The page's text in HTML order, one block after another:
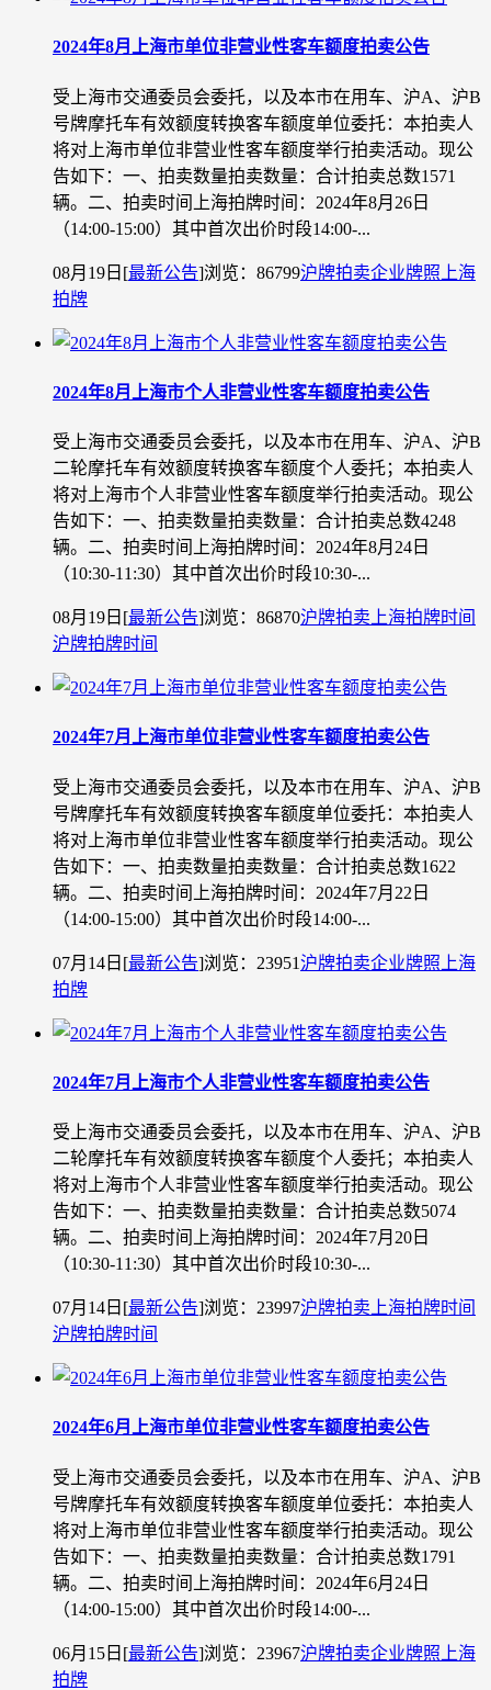
2024年8月上海市单位非营业性客车额度拍卖公告
受上海市交通委员会委托，以及本市在用车、沪A、沪B
号牌摩托车有效额度转换客车额度单位委托：本拍卖人
将对上海市单位非营业性客车额度举行拍卖活动。现公
告如下：一、拍卖数量拍卖数量：合计拍卖总数1571
辆。二、拍卖时间上海拍牌时间：2024年8月26日
（14:00-15:00）其中首次出价时段14:00-...
08月19日 [最新公告]浏览：86799沪牌拍卖企业牌照 上海
拍牌
2024年8月上海市个人非营业性客车额度拍卖公告
受上海市交通委员会委托，以及本市在用车、沪A、沪B
二轮摩托车有效额度转换客车额度个人委托；本拍卖人
将对上海市个人非营业性客车额度举行拍卖活动。现公
告如下：一、拍卖数量拍卖数量：合计拍卖总数4248
辆。二、拍卖时间上海拍牌时间：2024年8月24日
（10:30-11:30）其中首次出价时段10:30-...
08月19日 [最新公告]浏览：86870沪牌拍卖 上海拍牌时间
沪牌拍牌时间
2024年7月上海市单位非营业性客车额度拍卖公告
受上海市交通委员会委托，以及本市在用车、沪A、沪B
号牌摩托车有效额度转换客车额度单位委托：本拍卖人
将对上海市单位非营业性客车额度举行拍卖活动。现公
告如下：一、拍卖数量拍卖数量：合计拍卖总数1622
辆。二、拍卖时间上海拍牌时间：2024年7月22日
（14:00-15:00）其中首次出价时段14:00-...
07月14日 [最新公告]浏览：23951沪牌拍卖企业牌照 上海
拍牌
2024年7月上海市个人非营业性客车额度拍卖公告
受上海市交通委员会委托，以及本市在用车、沪A、沪B
二轮摩托车有效额度转换客车额度个人委托；本拍卖人
将对上海市个人非营业性客车额度举行拍卖活动。现公
告如下：一、拍卖数量拍卖数量：合计拍卖总数5074
辆。二、拍卖时间上海拍牌时间：2024年7月20日
（10:30-11:30）其中首次出价时段10:30-...
07月14日 [最新公告]浏览：23997沪牌拍卖 上海拍牌时间
沪牌拍牌时间
2024年6月上海市单位非营业性客车额度拍卖公告
受上海市交通委员会委托，以及本市在用车、沪A、沪B
号牌摩托车有效额度转换客车额度单位委托：本拍卖人
将对上海市单位非营业性客车额度举行拍卖活动。现公
告如下：一、拍卖数量拍卖数量：合计拍卖总数1791
辆。二、拍卖时间上海拍牌时间：2024年6月24日
（14:00-15:00）其中首次出价时段14:00-...
06月15日 [最新公告]浏览：23967沪牌拍卖企业牌照 上海
拍牌